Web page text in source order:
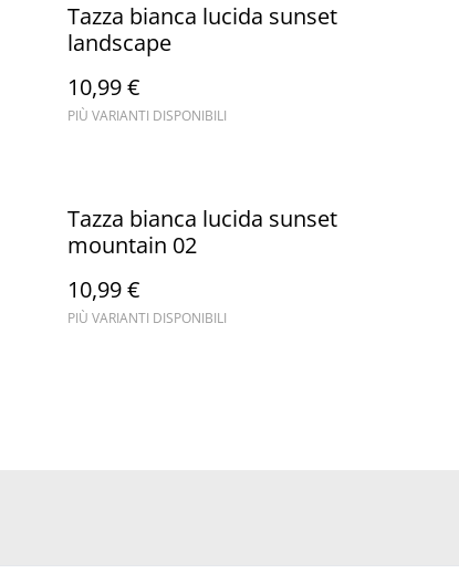
Tazza bianca lucida sunset
landscape
10,99 €
PIÙ VARIANTI DISPONIBILI
Tazza bianca lucida sunset
mountain 02
10,99 €
PIÙ VARIANTI DISPONIBILI